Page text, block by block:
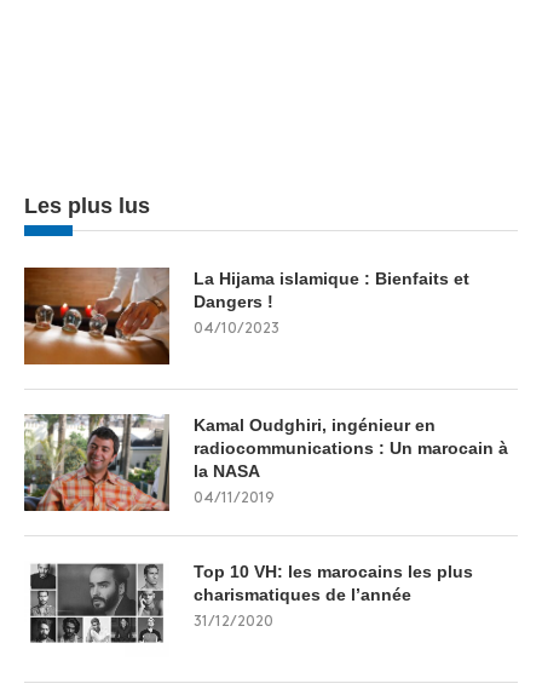
Les plus lus
La Hijama islamique : Bienfaits et
Dangers !
04/10/2023
Kamal Oudghiri, ingénieur en
radiocommunications : Un marocain à
la NASA
04/11/2019
Top 10 VH: les marocains les plus
charismatiques de l’année
31/12/2020